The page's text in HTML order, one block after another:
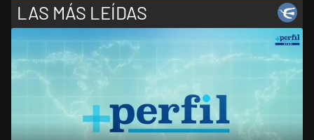
LAS MÁS LEÍDAS